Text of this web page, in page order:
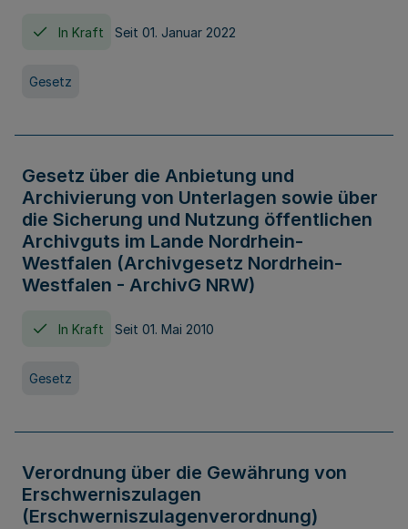
In Kraft Seit 01. Januar 2022
Gesetz
Gesetz über die Anbietung und
Archivierung von Unterlagen sowie über
die Sicherung und Nutzung öffentlichen
Archivguts im Lande Nordrhein-
Westfalen (Archivgesetz Nordrhein-
Westfalen - ArchivG NRW)
In Kraft Seit 01. Mai 2010
Gesetz
Verordnung über die Gewährung von
Erschwerniszulagen
(Erschwerniszulagenverordnung)